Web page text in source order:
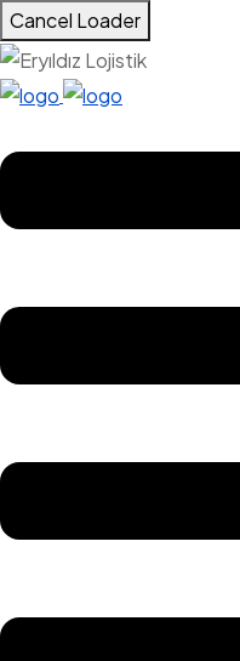
Cancel Loader